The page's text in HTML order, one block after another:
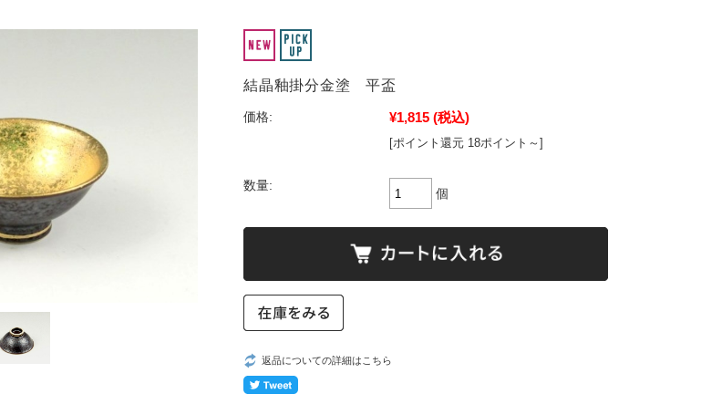
結晶釉掛分金塗 平盃
価格: ¥1,815 (税込)
[ポイント還元 18ポイント～]
数量:
個
返品についての詳細はこちら